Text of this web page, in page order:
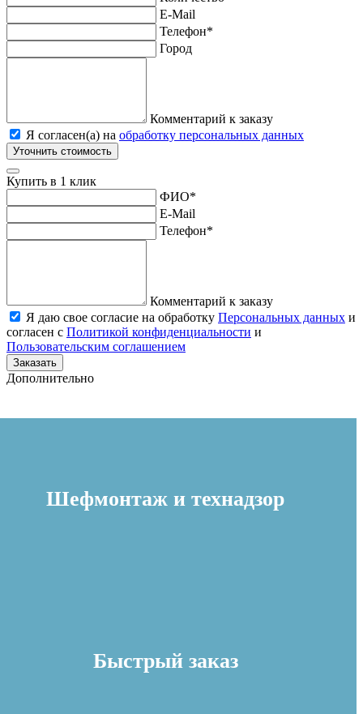
E-Mail
Телефон*
Город
Комментарий к заказу
Я согласен(а) на обработку персональных данных
Уточнить стоимость
Купить в 1 клик
ФИО*
E-Mail
Телефон*
Комментарий к заказу
Я даю свое согласие на обработку Персональных данных и
согласен с Политикой конфиденциальности и
Пользовательским соглашением
Заказать
Дополнительно
Шефмонтаж и технадзор
Быстрый заказ